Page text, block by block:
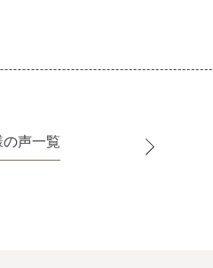
の声一覧